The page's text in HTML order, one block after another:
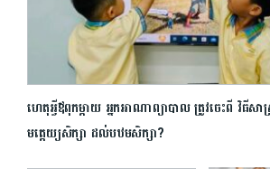
ហេតុអ្វីឪពុកម្តាយ អ្នក​អាណាព្យាបាល ត្រូវចេះពី វិធីសាស្
មត្តេយ្យ​សិក្សា ដល់បឋមសិក្សា?